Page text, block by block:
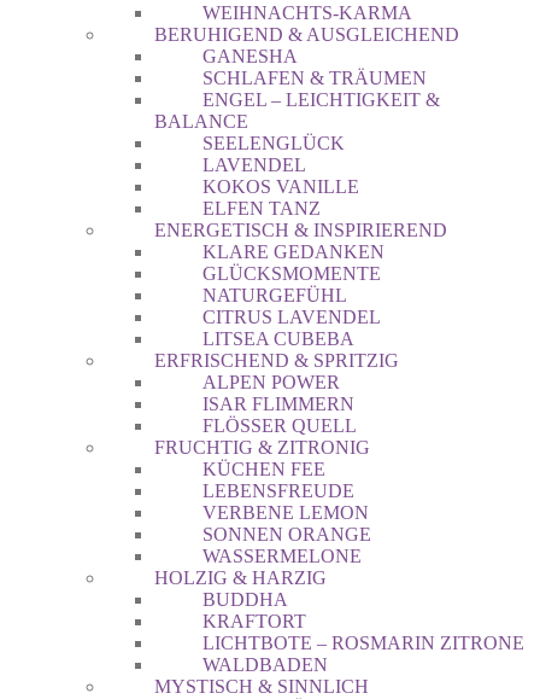
WEIHNACHTS-KARMA
BERUHIGEND & AUSGLEICHEND
GANESHA
SCHLAFEN & TRÄUMEN
ENGEL – LEICHTIGKEIT &
BALANCE
SEELENGLÜCK
LAVENDEL
KOKOS VANILLE
ELFEN TANZ
ENERGETISCH & INSPIRIEREND
KLARE GEDANKEN
GLÜCKSMOMENTE
NATURGEFÜHL
CITRUS LAVENDEL
LITSEA CUBEBA
ERFRISCHEND & SPRITZIG
ALPEN POWER
ISAR FLIMMERN
FLÖSSER QUELL
FRUCHTIG & ZITRONIG
KÜCHEN FEE
LEBENSFREUDE
VERBENE LEMON
SONNEN ORANGE
WASSERMELONE
HOLZIG & HARZIG
BUDDHA
KRAFTORT
LICHTBOTE – ROSMARIN ZITRONE
WALDBADEN
MYSTISCH & SINNLICH